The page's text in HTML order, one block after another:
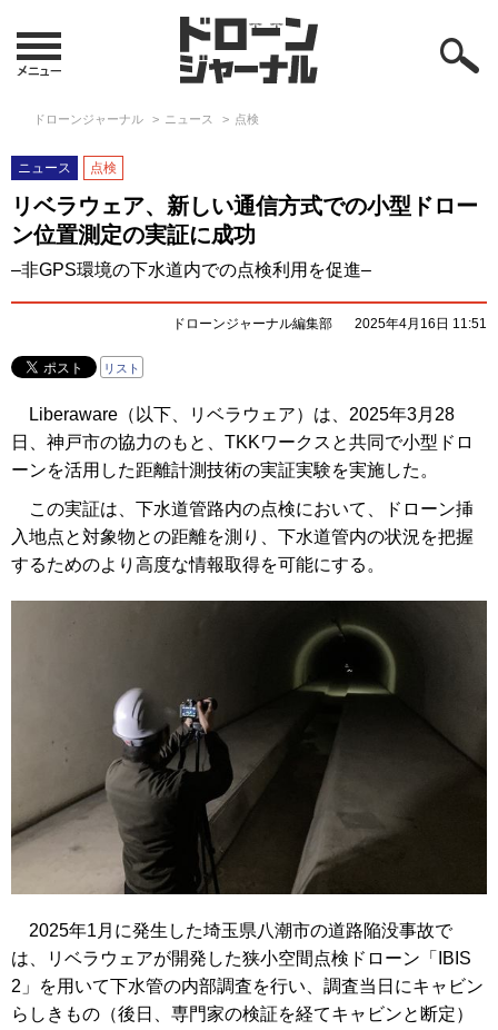
ドローンジャーナル ニュース 点検
ニュース 点検
リベラウェア、新しい通信方式での小型ドロー
ン位置測定の実証に成功
–非GPS環境の下水道内での点検利用を促進–
ドローンジャーナル編集部 2025年4月16日 11:51
リスト
Liberaware（以下、リベラウェア）は、2025年3月28
日、神戸市の協力のもと、TKKワークスと共同で小型ドロ
ーンを活用した距離計測技術の実証実験を実施した。
この実証は、下水道管路内の点検において、ドローン挿
入地点と対象物との距離を測り、下水道管内の状況を把握
するためのより高度な情報取得を可能にする。
2025年1月に発生した埼玉県八潮市の道路陥没事故で
は、リベラウェアが開発した狭小空間点検ドローン「IBIS
2」を用いて下水管の内部調査を行い、調査当日にキャビン
らしきもの（後日、専門家の検証を経てキャビンと断定）